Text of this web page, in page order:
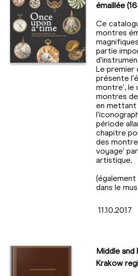
émaillée
Ce
montres
partie
Le premier
présente
montre', le
montres
en mettant
période
chapitre
des
voyage'
artistique.
(également
dans le
11.10.2017
Middle and
Krakow